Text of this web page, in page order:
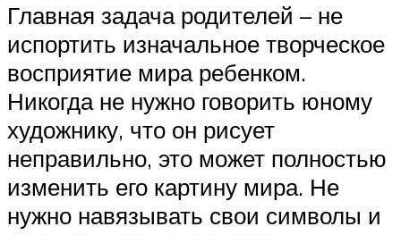
Главная задача родителей – не
испортить изначальное творческое
восприятие мира ребенком.
Никогда не нужно говорить юному
художнику, что он рисует
неправильно, это может полностью
изменить его картину мира. Не
нужно навязывать свои символы и